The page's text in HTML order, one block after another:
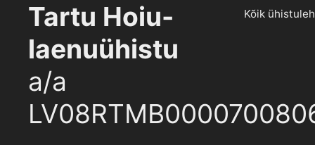
Tartu Hoiu-
laenuühistu
a/a
Kõik